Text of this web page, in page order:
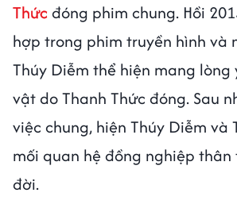
Thứcđóng phim chung. Hồi
hợp trong phim truyền hình và
Thúy Diễm thể hiện mang lòng
vật do Thanh Thức đóng. Sau
việc chung, hiện Thúy Diễm và
mối quan hệ đồng nghiệp
đời.